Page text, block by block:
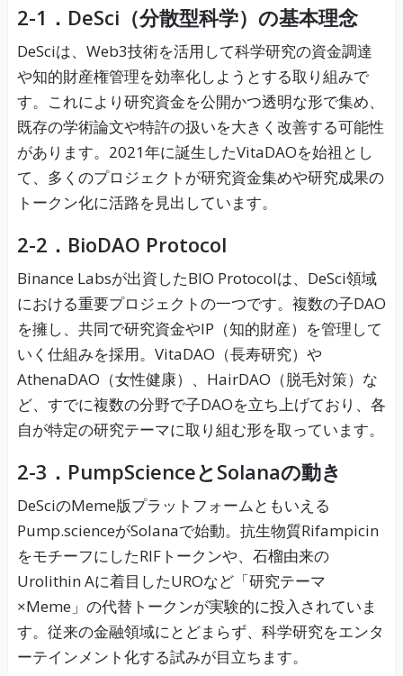
2-1．DeSci（分散型科学）の基本理念
DeSciは、Web3技術を活用して科学研究の資金調達
や知的財産権管理を効率化しようとする取り組みで
す。これにより研究資金を公開かつ透明な形で集め、
既存の学術論文や特許の扱いを大きく改善する可能性
があります。2021年に誕生したVitaDAOを始祖とし
て、多くのプロジェクトが研究資金集めや研究成果の
トークン化に活路を見出しています。
2-2．BioDAO Protocol
Binance Labsが出資したBIO Protocolは、DeSci領域
における重要プロジェクトの一つです。複数の子DAO
を擁し、共同で研究資金やIP（知的財産）を管理して
いく仕組みを採用。VitaDAO（長寿研究）や
AthenaDAO（女性健康）、HairDAO（脱毛対策）な
ど、すでに複数の分野で子DAOを立ち上げており、各
自が特定の研究テーマに取り組む形を取っています。
2-3．PumpScienceとSolanaの動き
DeSciのMeme版プラットフォームともいえる
Pump.scienceがSolanaで始動。抗生物質Rifampicin
をモチーフにしたRIFトークンや、石榴由来の
Urolithin Aに着目したUROなど「研究テーマ
×Meme」の代替トークンが実験的に投入されていま
す。従来の金融領域にとどまらず、科学研究をエンタ
ーテインメント化する試みが目立ちます。